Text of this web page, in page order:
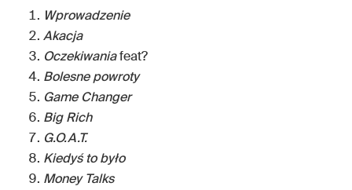
Wprowadzenie
Akacja
Oczekiwaniafeat?
Bolesne powroty
Game Changer
Big Rich
G.O.A.T.
Kiedyś to było
Money Talks